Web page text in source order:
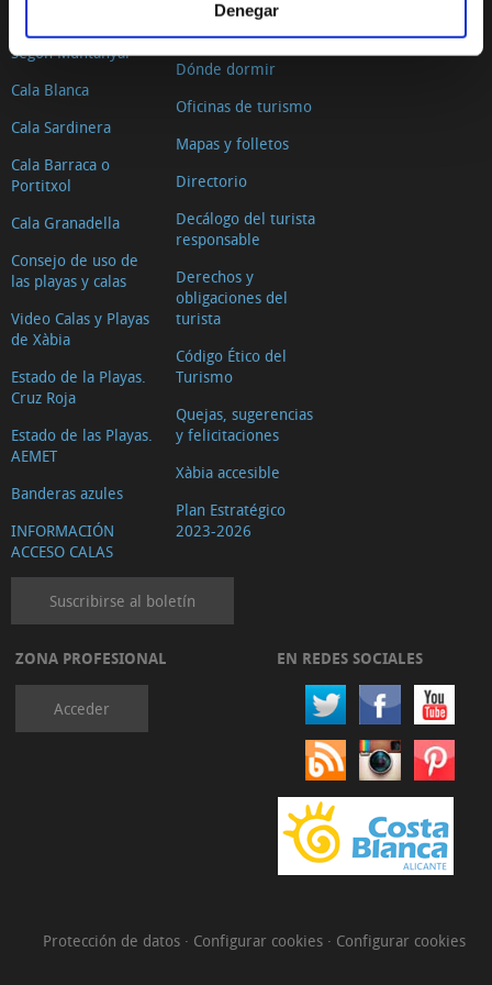
Denegar
Segon Muntanyar
Cala Blanca
Cala Sardinera
Cala Barraca o
Portitxol
Cala Granadella
Consejo de uso de
las playas y calas
Video Calas y Playas
de Xàbia
Estado de la Playas.
Cruz Roja
Estado de las Playas.
AEMET
Banderas azules
INFORMACIÓN
ACCESO CALAS
Dónde comer
Dónde dormir
Oficinas de turismo
Mapas y folletos
Directorio
Decálogo del turista
responsable
Derechos y
obligaciones del
turista
Código Ético del
Turismo
Quejas, sugerencias
y felicitaciones
Xàbia accesible
Plan Estratégico
2023-2026
Suscribirse al boletín
ZONA PROFESIONAL
Acceder
EN REDES SOCIALES
Protección de datos · Configurar cookies · Configurar cookies